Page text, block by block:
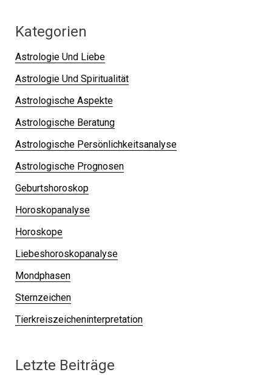
Kategorien
Astrologie Und Liebe
Astrologie Und Spiritualität
Astrologische Aspekte
Astrologische Beratung
Astrologische Persönlichkeitsanalyse
Astrologische Prognosen
Geburtshoroskop
Horoskopanalyse
Horoskope
Liebeshoroskopanalyse
Mondphasen
Sternzeichen
Tierkreiszeicheninterpretation
Letzte Beiträge